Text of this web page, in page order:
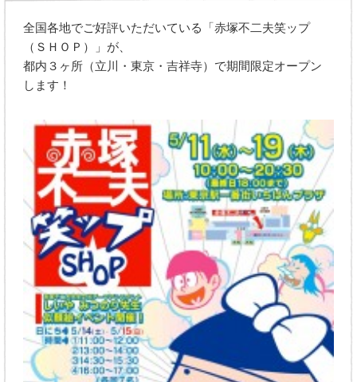
全国各地でご好評いただいている「赤塚不二夫笑ップ
（ＳＨＯＰ）」が、
都内３ヶ所（立川・東京・吉祥寺）で期間限定オープン
します！